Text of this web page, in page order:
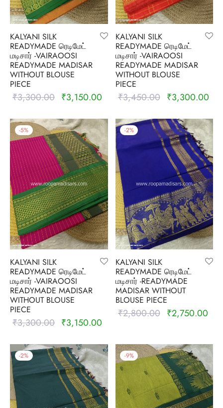
KALYANI SILK
READYMADE ரெடிமேட்
மடிசார் -VAIRAOOSI
READYMADE MADISAR
WITHOUT BLOUSE
PIECE
₹3,300.00
Original
₹3,300.00.
₹3,150.00
Current
₹3,150.00.
KALYANI SILK
READYMADE ரெடிமேட்
மடிசார் -VAIRAOOSI
READYMADE MADISAR
WITHOUT BLOUSE
PIECE
₹3,450.00
Original
₹3,450.00.
₹3,300.00
-5%
KALYANI SILK
READYMADE ரெடிமேட்
மடிசார் -VAIRAOOSI
READYMADE MADISAR
WITHOUT BLOUSE
PIECE
₹3,300.00
Original
₹3,300.00.
₹3,150.00
₹3,150.00.
-2%
KALYANI SILK
READYMADE ரெடிமேட்
மடிசார் -READYMADE
MADISAR WITHOUT
BLOUSE PIECE
₹2,800.00
Original
₹2,750.00
-2% -9%
madisar
cotton
cotton
cotton
semi silk
cotton
cotton
cotton
silk
cotton
silk
cotton